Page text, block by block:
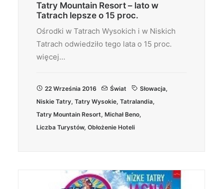
Tatry Mountain Resort – lato w
Tatrach lepsze o 15 proc.
Ośrodki w Tatrach Wysokich i w Niskich
Tatrach odwiedziło tego lata o 15 proc.
więcej…
22 Września 2016 Świat Słowacja,
Niskie Tatry, Tatry Wysokie, Tatralandia,
Tatry Mountain Resort, Michał Beno,
Liczba Turystów, Obłożenie Hoteli